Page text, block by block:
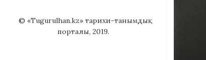
© «Tugurulhan.kz» тарихи-танымдық
порталы, 2019.